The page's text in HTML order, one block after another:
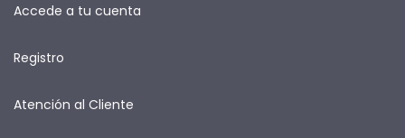
Accede a tu cuenta
Registro
Atención al Cliente